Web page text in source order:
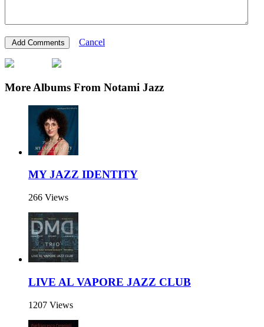
Cancel
More Albums From Notami Jazz
MY JAZZ IDENTITY
266 Views
LIVE AL VAPORE JAZZ CLUB
1207 Views